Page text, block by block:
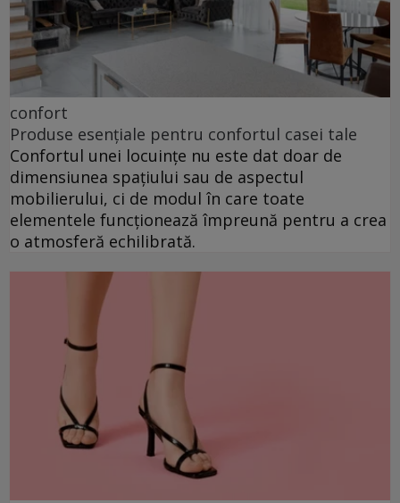
confort
Produse esențiale pentru confortul casei tale
Confortul unei locuințe nu este dat doar de
dimensiunea spațiului sau de aspectul
mobilierului, ci de modul în care toate
elementele funcționează împreună pentru a crea
o atmosferă echilibrată.